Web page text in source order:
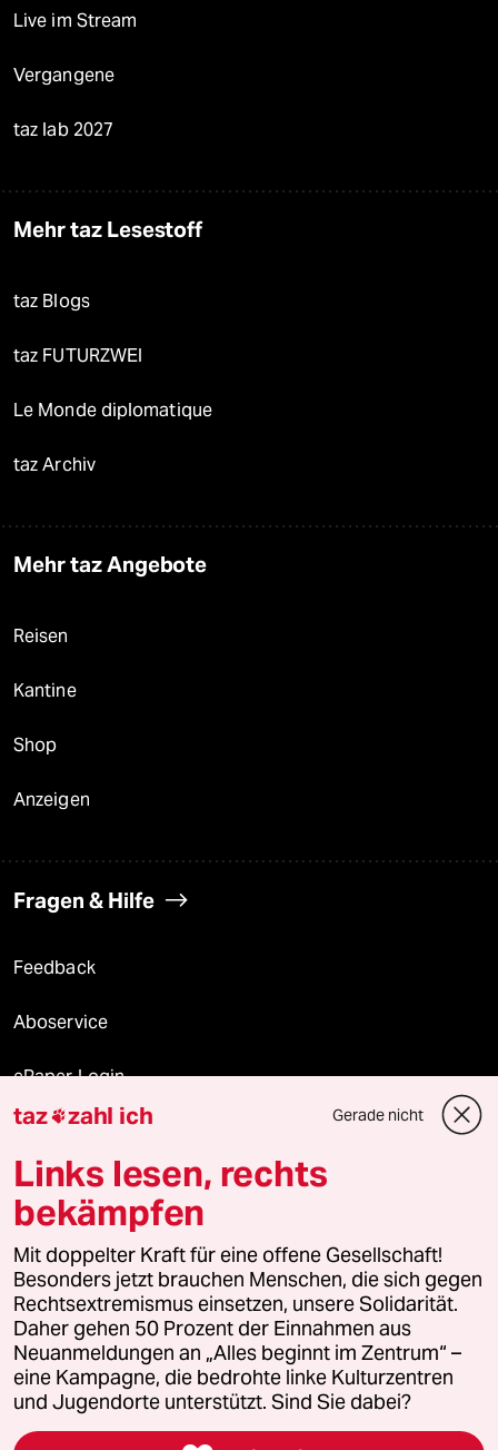
Live im Stream
Vergangene
taz lab 2027
Mehr taz Lesestoff
taz Blogs
taz FUTURZWEI
Le Monde diplomatique
taz Archiv
Mehr taz Angebote
Reisen
Kantine
Shop
Anzeigen
Fragen & Hilfe
Feedback
Aboservice
ePaper Login
Downloads für Abonnierende
© 2026 taz Verlags und Vertriebs GmbH
Alle Rechte vorbehalten. Bei rechtlichen Fragen oder für Genehmigungen
wenden Sie sich bitte an
lizenzen@taz.de
Feedback Redaktionsstatut Kommune-Richtlinien
Leitlinie Informant Datenschutz Impressum AGB
taz zahl ich Gerade nicht
Links lesen, rechts
bekämpfen
Mit doppelter Kraft für eine offene Gesellschaft!
Besonders jetzt brauchen Menschen, die sich gegen
Rechtsextremismus einsetzen, unsere Solidarität.
Daher gehen 50 Prozent der Einnahmen aus
Neuanmeldungen an „Alles beginnt im Zentrum“ –
eine Kampagne, die bedrohte linke Kulturzentren
und Jugendorte unterstützt. Sind Sie dabei?